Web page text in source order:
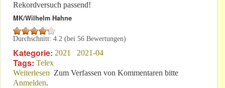
Rekordversuch passend!
MK/Wilhelm Hahne
Durchschnitt: 4.2 (bei 56 Bewertungen)
Kategorie: 2021 2021-04
Tags: Telex
Weiterlesen über Sonntag & Montag am „Ring“: Kontrolle muss
Zum Verfassen von Kommentaren bitte
Anmelden.